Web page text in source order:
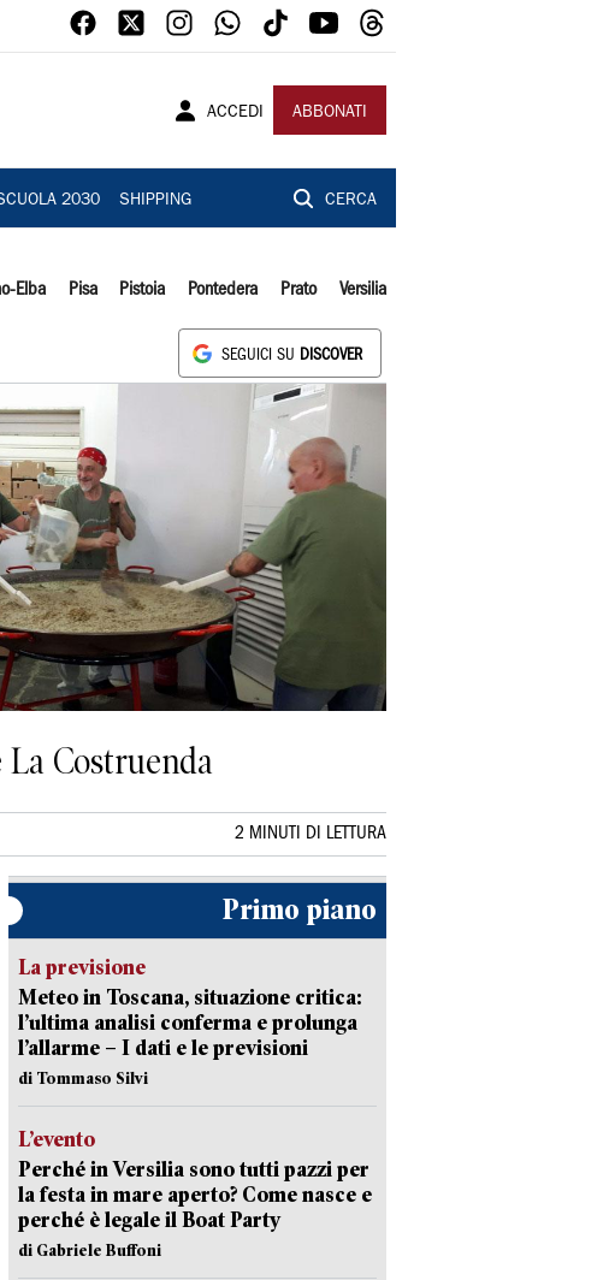
ACCEDI ABBONATI
2030 SHIPPING CERCA
Elba Pisa Pistoia Pontedera Prato Versilia
SEGUICI SU DISCOVER
Costruenda
2 MINUTI DI LETTURA
Primo piano
La previsione
Meteo in Toscana, situazione critica:
l’ultima analisi conferma e prolunga
l’allarme – I dati e le previsioni
di Tommaso Silvi
L’evento
Perché in Versilia sono tutti pazzi per
la festa in mare aperto? Come nasce e
perché è legale il Boat Party
di Gabriele Buffoni